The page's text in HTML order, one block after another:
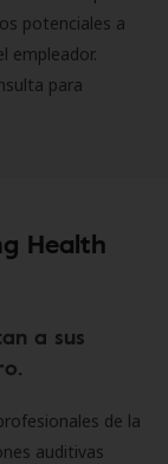
potenciales a
empleador.
para
Health
a sus
de la
auditivas